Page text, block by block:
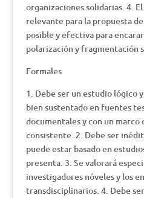
organizaciones solidarias. 4.
relevante para la propuesta
posible y efectiva para
polarización y fragmentación
Formales
1. Debe ser un estudio lógico
bien sustentado en fuentes
documentales y con un marco
consistente. 2. Debe ser
puede estar basado en
presenta. 3. Se valorará
investigadores nóveles y los
transdisciplinarios. 4. Debe